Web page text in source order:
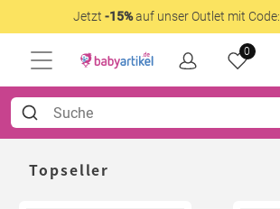
Jetzt -15%auf unser Outlet mit Code:
0
Topseller